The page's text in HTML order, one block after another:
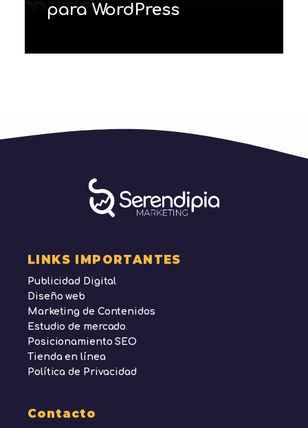
para WordPress
LINKS IMPORTANTES
Publicidad Digital
Diseño web
Marketing de Contenidos
Estudio de mercado
Posicionamiento SEO
Tienda en línea
Política de Privacidad
Contacto